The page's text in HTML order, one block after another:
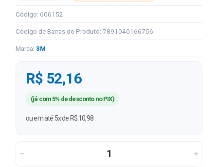
Código: 606152
Código de Barras do Produto: 7891040166756
Marca: 3M
R$ 52,16
(já com 5% de desconto no PIX)
ou em até 5x de R$ 10,98